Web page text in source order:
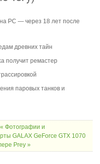
PC — через 18 лет после
древних тайн
получит ремастер
паровых танков и
« Фотографии и
GALAX GeForce GTX 1070
Prey »